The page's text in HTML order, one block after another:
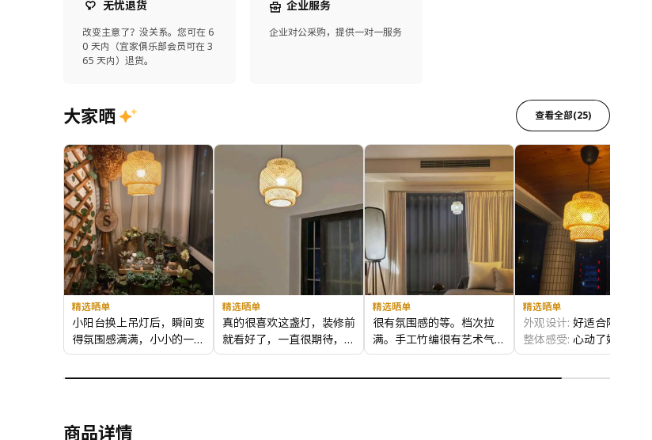
无忧退货
改变主意了？没关系。您可在 6
0 天内（宜家俱乐部会员可在 3
65 天内）退货。
企业服务
企业对公采购，提供一对一服务
大家晒 查看全部(25)
精选晒单
小阳台换上吊灯后，瞬间变
得氛围感满满，小小的一点
点改变真的让我有大大的惊
精选晒单
真的很喜欢这盏灯，装修前
就看好了，一直很期待，挂
在书房里，氛围感拉满，越
精选晒单
很有氛围感的等。档次拉
满。手工竹编很有艺术气
息，也有一种小清新的感
外观设计:很有巧思，跟家
精选晒单
外观设计: 好适合阳台
整体感受: 心动了好久 很喜
欢这个灯的设计 简约美 自
商品详情